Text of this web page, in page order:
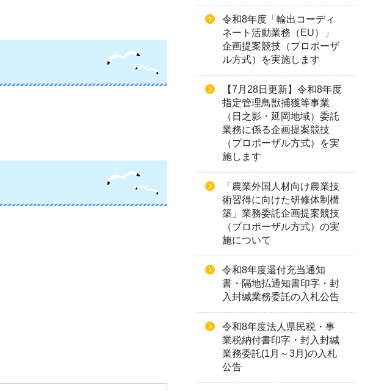
令和8年度「輸出コーディ
ネート活動業務（EU）」
企画提案競技（プロポーザ
ル方式）を実施します
【7月28日更新】令和8年度
指定管理鳥獣捕獲等事業
（日之影・延岡地域）委託
業務に係る企画提案競技
（プロポーザル方式）を実
施します
「農業外国人材向け農業技
術習得に向けた研修体制構
築」業務委託企画提案競技
（プロポーザル方式）の実
施について
令和8年度還付充当通知
書・隔地払通知書印字・封
入封緘業務委託の入札公告
令和8年度法人県民税・事
業税納付書印字・封入封緘
業務委託(1月～3月)の入札
公告